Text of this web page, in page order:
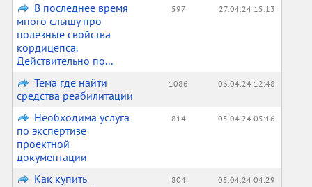
В последнее время
много слышу про
полезные свойства
кордицепса.
Действительно по...
597 27.04.24 15:13
Тема где найти
средства реабилитации
1086 06.04.24 12:48
Необходима услуга
по экспертизе
проектной
документации
814 05.04.24 05:16
Как купить
804 05.04.24 04:29